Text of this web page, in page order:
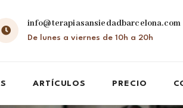
info@terapiasansiedadbarcelona.com
De lunes a viernes de 10h a 20h
ARTÍCULOS PRECIO